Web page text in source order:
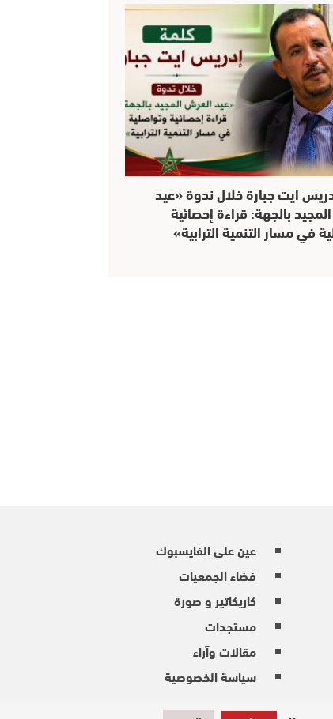
ايت جبارة خلال ندوة «عيد
بالجهة: قراءة إحصائية
في مسار التنمية الترابية»
عين على الفايسبوك
فضاء الجمعيات
كاريكاتير و صورة
مستجدات
مقالات وآراء
سياسة الخصوصية